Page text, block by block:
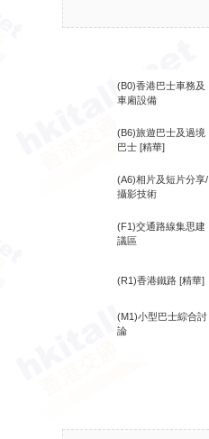
(B0)香港巴士車務及
車廂設備
(B6)旅遊巴士及過境
巴士 [精華]
(A6)相片及短片分享/
攝影技術
(F1)交通路線集思建
議區
(R1)香港鐵路 [精華]
(M1)小型巴士綜合討
論